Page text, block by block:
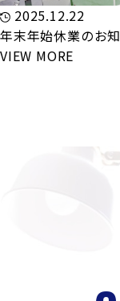
2025.12.22
年末年始休業のお
VIEW MORE